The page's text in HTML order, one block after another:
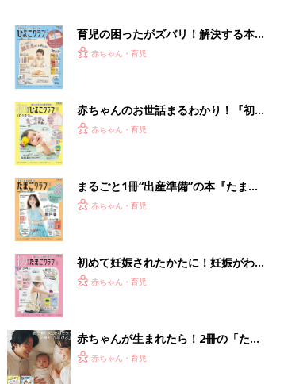
育児の困ったがズバリ！解決する本
『ひよこクラブ 秋号』 4カ月～2才
赤ちゃん・育児
赤ちゃんのお世話まるわかり！『初め
てのひよこクラブ 夏号』〈巻頭大特
赤ちゃん・育児
まるごと1冊“出産準備”の本『たまご
クラブ 夏号』〈スペシャル大特集〉
赤ちゃん・育児
初めて妊娠されたかたに！妊娠がわか
ったら最初に読む本『初めてのたまご
赤ちゃん・育児
赤ちゃんが生まれたら！2冊の「たま
ひよ」
赤ちゃん・育児